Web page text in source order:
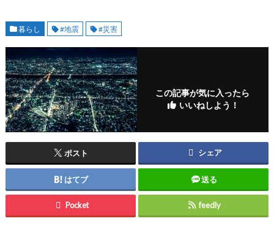
暮らし #地震 #災害
この記事が気に入ったら
いいねしよう！
ポスト シェア
はてブ 送る
Pocket feedly